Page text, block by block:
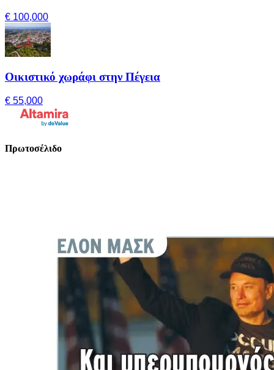
€ 100,000
Οικιστικό χωράφι στην Πέγεια
€ 55,000
Πρωτοσέλιδο